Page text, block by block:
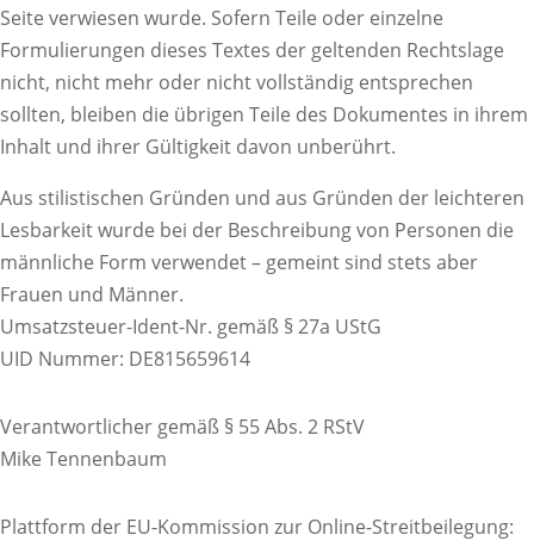
Seite verwiesen wurde. Sofern Teile oder einzelne
Formulierungen dieses Textes der geltenden Rechtslage
nicht, nicht mehr oder nicht vollständig entsprechen
sollten, bleiben die übrigen Teile des Dokumentes in ihrem
Inhalt und ihrer Gültigkeit davon unberührt.
Aus stilistischen Gründen und aus Gründen der leichteren
Lesbarkeit wurde bei der Beschreibung von Personen die
männliche Form verwendet – gemeint sind stets aber
Frauen und Männer.
Umsatzsteuer-Ident-Nr. gemäß § 27a UStG
UID Nummer: DE815659614
Verantwortlicher gemäß § 55 Abs. 2 RStV
Mike Tennenbaum
Plattform der EU-Kommission zur Online-Streitbeilegung: